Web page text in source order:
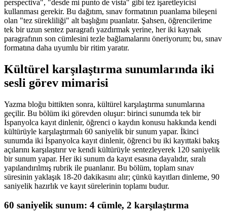
perspectiva", "desde mi punto de vista" gibi tez işaretleyicisi
kullanması gerekir. Bu dağıtım, sınav formatının puanlama bileşeni
olan "tez sürekliliği" alt başlığını puanlatır. Şahsen, öğrencilerime
tek bir uzun sentez paragrafı yazdırmak yerine, her iki kaynak
paragrafının son cümlesini tezle bağlamalarını öneriyorum; bu, sınav
formatına daha uyumlu bir ritim yaratır.
Kültürel karşılaştırma sunumlarında iki
sesli görev mimarisi
Yazma bloğu bittikten sonra, kültürel karşılaştırma sunumlarına
geçilir. Bu bölüm iki görevden oluşur: birinci sunumda tek bir
İspanyolca kayıt dinlenir, öğrenci o kaydın konusu hakkında kendi
kültürüyle karşılaştırmalı 60 saniyelik bir sunum yapar. İkinci
sunumda iki İspanyolca kayıt dinlenir, öğrenci bu iki kayıttaki bakış
açılarını karşılaştırır ve kendi kültürüyle sentezleyerek 120 saniyelik
bir sunum yapar. Her iki sunum da kayıt esasına dayalıdır, sıralı
yapılandırılmış rubrik ile puanlanır. Bu bölüm, toplam sınav
süresinin yaklaşık 18-20 dakikasını alır; çünkü kayıtları dinleme, 90
saniyelik hazırlık ve kayıt sürelerinin toplamı budur.
60 saniyelik sunum: 4 cümle, 2 karşılaştırma